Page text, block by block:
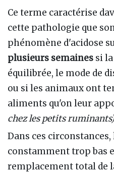
Ce terme caractérise
cette pathologie que
phénomène d'acidose
plusieurs semaines si
équilibrée, le mode de
ou si les animaux ont
aliments qu'on leur
chez les petits ruminants)
Dans ces
constamment trop bas
remplacement total de